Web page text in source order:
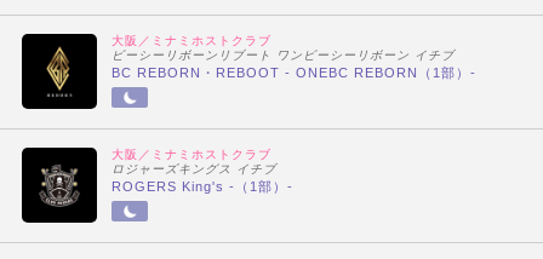
大阪／ミナミホストクラブ
ビーシーリボーンリブート ワンビーシーリボーン イチブ
BC REBORN・REBOOT - ONEBC REBORN（1部）-
大阪／ミナミホストクラブ
ロジャーズキングス イチブ
ROGERS King's -（1部）-